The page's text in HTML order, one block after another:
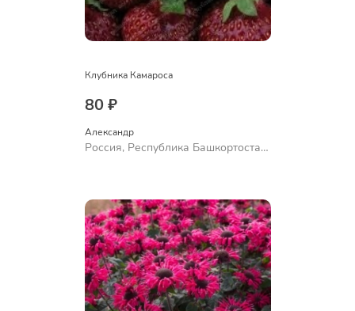
Клубника Камароса
80 ₽
Александр
Россия, Республика Башкортостан,